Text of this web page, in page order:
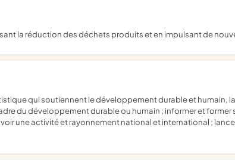
la réduction des déchets produits et en impulsant de
du développement durable ou humain ; informer et
une activité et rayonnement national et international ;